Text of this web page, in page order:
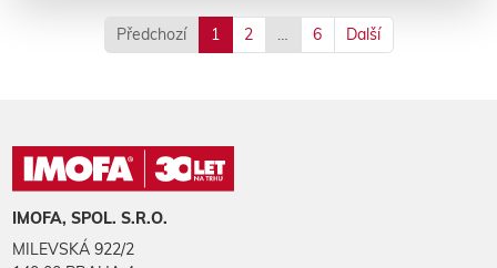
Předchozí 1 2 … 6 Další
IMOFA, SPOL. S.R.O.
MILEVSKÁ 922/2